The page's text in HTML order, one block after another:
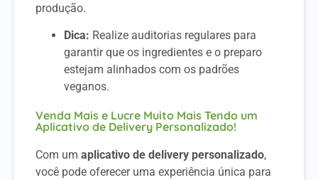
produção.
Dica: Realize auditorias regulares para
garantir que os ingredientes e o preparo
estejam alinhados com os padrões
veganos.
Venda Mais e Lucre Muito Mais Tendo um
Aplicativo de Delivery Personalizado!
Com um aplicativo de delivery personalizado,
você pode oferecer uma experiência única para